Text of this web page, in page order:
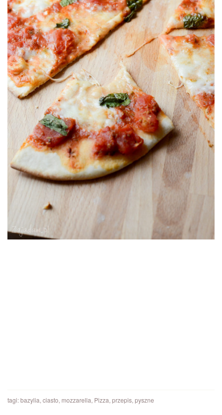
tagi:bazylia, ciasto, mozzarella, Pizza, przepis, pyszne